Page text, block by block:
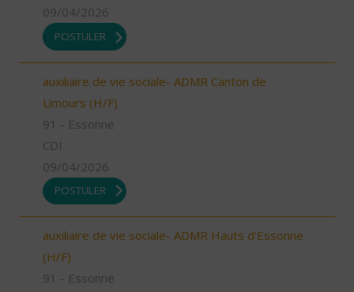
09/04/2026
POSTULER
auxiliaire de vie sociale- ADMR Canton de
Limours (H/F)
91 - Essonne
CDI
09/04/2026
POSTULER
auxiliaire de vie sociale- ADMR Hauts d'Essonne
(H/F)
91 - Essonne